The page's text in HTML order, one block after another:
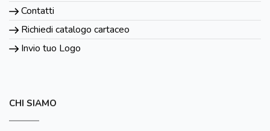
Contatti
Richiedi catalogo cartaceo
Invio tuo Logo
CHI SIAMO